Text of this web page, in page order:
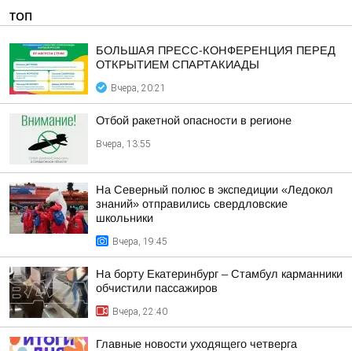
ТОП
БОЛЬШАЯ ПРЕСС-КОНФЕРЕНЦИЯ ПЕРЕД
ОТКРЫТИЕМ СПАРТАКИАДЫ
Вчера, 20:21
Отбой ракетной опасности в регионе
Вчера, 13:55
На Северный полюс в экспедиции «Ледокол
знаний» отправились свердловские
школьники
Вчера, 19:45
На борту Екатеринбург – Стамбул карманники
обчистили пассажиров
Вчера, 22:40
Главные новости уходящего четверга